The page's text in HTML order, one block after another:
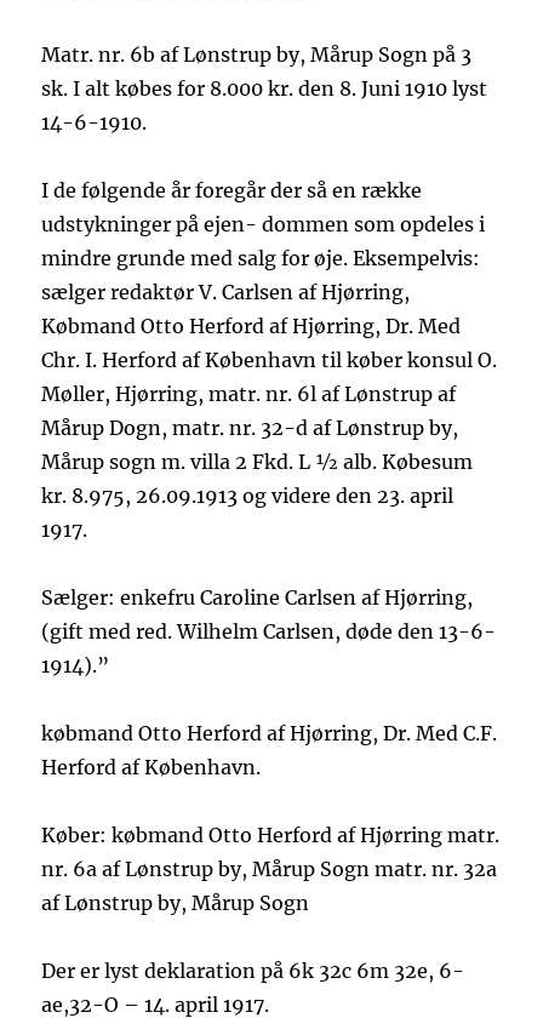
Matr. nr. 6b af Lønstrup by, Mårup Sogn på 3
sk. I alt købes for 8.000 kr. den 8. Juni 1910 lyst
14-6-1910.
I de følgende år foregår der så en række
udstykninger på ejen- dommen som opdeles i
mindre grunde med salg for øje. Eksempelvis:
sælger redaktør V. Carlsen af Hjørring,
Købmand Otto Herford af Hjørring, Dr. Med
Chr. I. Herford af København til køber konsul O.
Møller, Hjørring, matr. nr. 6l af Lønstrup af
Mårup Dogn, matr. nr. 32-d af Lønstrup by,
Mårup sogn m. villa 2 Fkd. L ½ alb. Købesum
kr. 8.975, 26.09.1913 og videre den 23. april
1917.
Sælger: enkefru Caroline Carlsen af Hjørring,
(gift med red. Wilhelm Carlsen, døde den 13-6-
1914).”
købmand Otto Herford af Hjørring, Dr. Med C.F.
Herford af København.
Køber: købmand Otto Herford af Hjørring matr.
nr. 6a af Lønstrup by, Mårup Sogn matr. nr. 32a
af Lønstrup by, Mårup Sogn
Der er lyst deklaration på 6k 32c 6m 32e, 6-
ae,32-O – 14. april 1917.